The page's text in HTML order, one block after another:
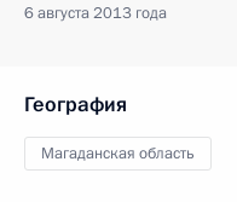
6 августа 2013 года
География
Магаданская область